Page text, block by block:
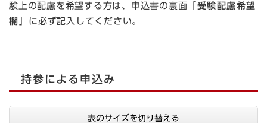
験上の配慮を希望する方は、申込書の裏面 「受験配慮希望
欄」 に必ず記入してください。
持参による申込み
表のサイズを切り替える